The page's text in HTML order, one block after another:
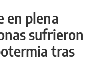
en plena
sufrieron
tras